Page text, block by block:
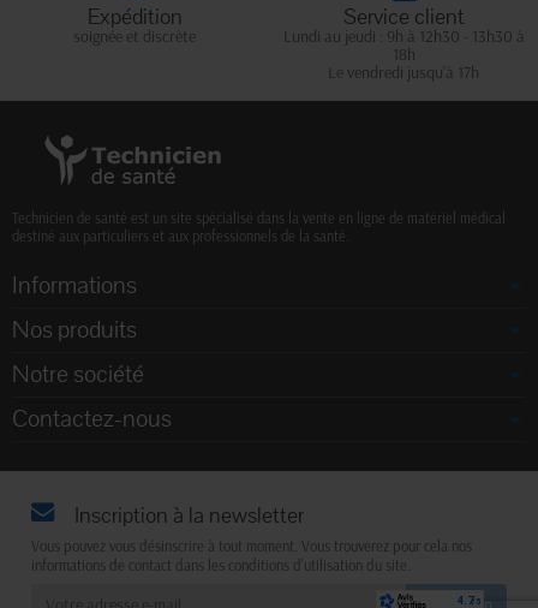
Expédition
soignée et discrète
Service client
Lundi au jeudi : 9h à 12h30 - 13h30 à
18h
Le vendredi jusqu'à 17h
Technicien de santé est un site spécialisé dans la vente en ligne de matériel médical
destiné aux particuliers et aux professionnels de la santé.
Informations
Nos produits
Notre société
Contactez-nous
Inscription à la newsletter
Vous pouvez vous désinscrire à tout moment. Vous trouverez pour cela nos
informations de contact dans les conditions d'utilisation du site.